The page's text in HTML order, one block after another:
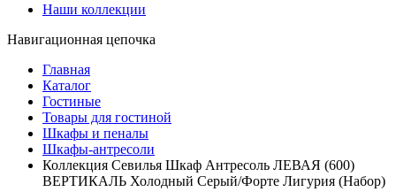
Наши коллекции
Навигационная цепочка
Главная
Каталог
Гостиные
Товары для гостиной
Шкафы и пеналы
Шкафы-антресоли
Коллекция Севилья Шкаф Антресоль ЛЕВАЯ (600)
ВЕРТИКАЛЬ Холодный Серый/Форте Лигурия (Набор)